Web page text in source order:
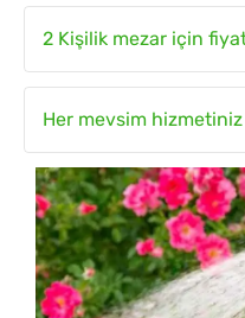
Trabzon ve ilçeleri dahil
2 Kişilik mezar için
2 kişilik mezar
Her mevsim hizmetiniz
Yogun kış ve hava
günde mezar
sağlıyoruz.